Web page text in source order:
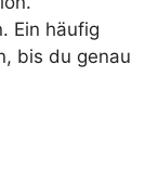
Ein häufig
bis du genau